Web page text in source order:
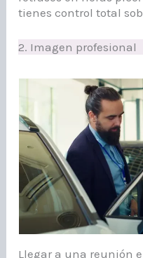
tienes control total
2. Imagen profesional
Llegar a una reunión